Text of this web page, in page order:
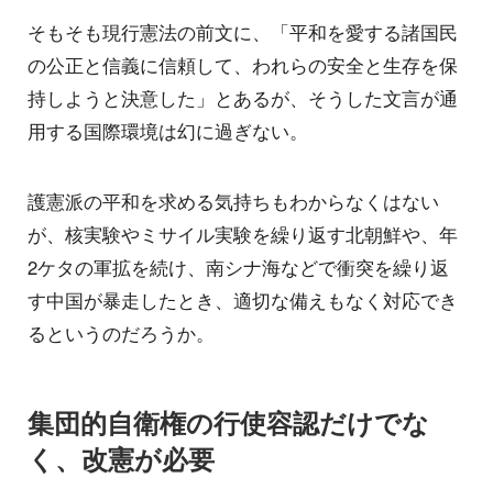
そもそも現行憲法の前文に、「平和を愛する諸国民
の公正と信義に信頼して、われらの安全と生存を保
持しようと決意した」とあるが、そうした文言が通
用する国際環境は幻に過ぎない。
護憲派の平和を求める気持ちもわからなくはない
が、核実験やミサイル実験を繰り返す北朝鮮や、年
2ケタの軍拡を続け、南シナ海などで衝突を繰り返
す中国が暴走したとき、適切な備えもなく対応でき
るというのだろうか。
集団的自衛権の行使容認だけでな
く、改憲が必要